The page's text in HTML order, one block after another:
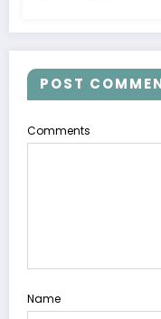
POST
Comments
Name